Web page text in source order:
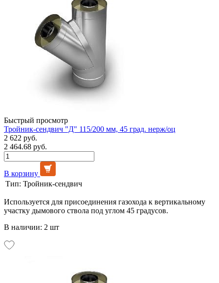
Быстрый просмотр
Тройник-сендвич "Д" 115/200 мм, 45 град. нерж/оц
2 622 руб.
2 464.68 руб.
В корзину
Тип: Тройник-сендвич
Используется для присоединения газохода к вертикальному
участку дымового ствола под углом 45 градусов.
В наличии: 2 шт